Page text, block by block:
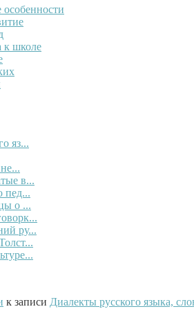
особенности
к школе
яз...
в...
пед...
о ...
ру...
к записи Диалекты русского языка,